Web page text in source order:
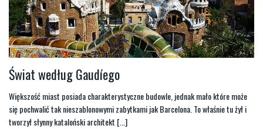
Świat według Gaudíego
Większość miast posiada charakterystyczne budowle, jednak mało które może
się pochwalić tak nieszablonowymi zabytkami jak Barcelona. To właśnie tu żył i
tworzył słynny kataloński architekt [...]